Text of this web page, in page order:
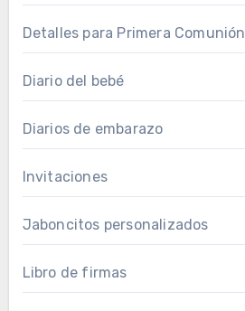
Detalles para Primera Comunión
Diario del bebé
Diarios de embarazo
Invitaciones
Jaboncitos personalizados
Libro de firmas